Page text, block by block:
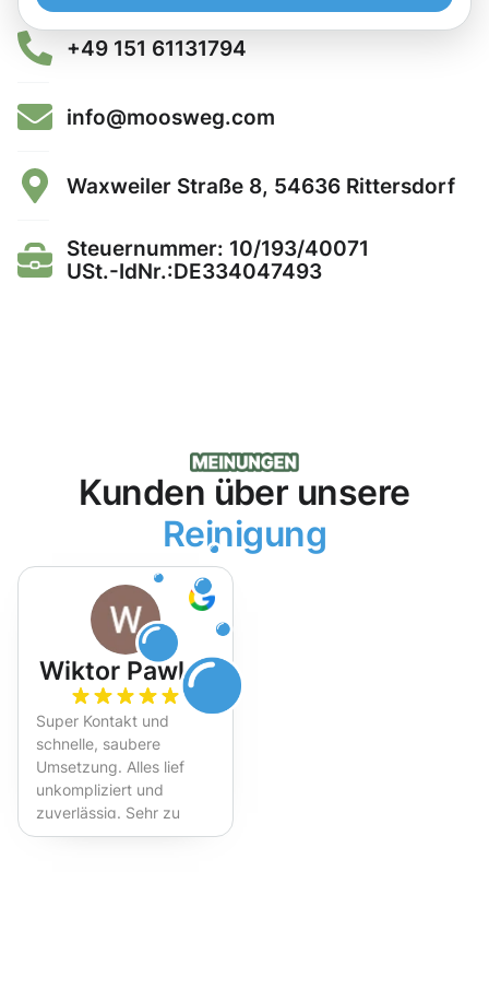
+49 151 61131794
info@moosweg.com
Waxweiler Straße 8, 54636 Rittersdorf
Steuernummer: 10/193/40071
USt.-IdNr.:DE334047493
Kunden über unsere
Reinigung
Wiktor Pawlak
Super Kontakt und
schnelle, saubere
Umsetzung. Alles lief
unkompliziert und
zuverlässig. Sehr zu
empfehlen!